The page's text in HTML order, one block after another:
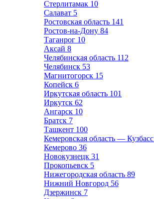
Стерлитамак 10
Салават 5
Ростовская область 141
Ростов-на-Дону 84
Таганрог 10
Аксай 8
Челябинская область 112
Челябинск 53
Магнитогорск 15
Копейск 6
Иркутская область 101
Иркутск 62
Ангарск 10
Братск 7
Ташкент 100
Кемеровская область — Кузбасс
Кемерово 36
Новокузнецк 31
Прокопьевск 5
Нижегородская область 89
Нижний Новгород 56
Дзержинск 7